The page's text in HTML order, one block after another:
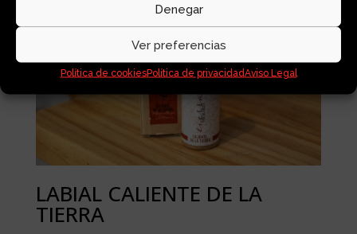
Denegar
Ver preferencias
Política de cookiesPolítica de privacidadAviso Legal
LABIAL CALIENTE DE LA
TIERRA